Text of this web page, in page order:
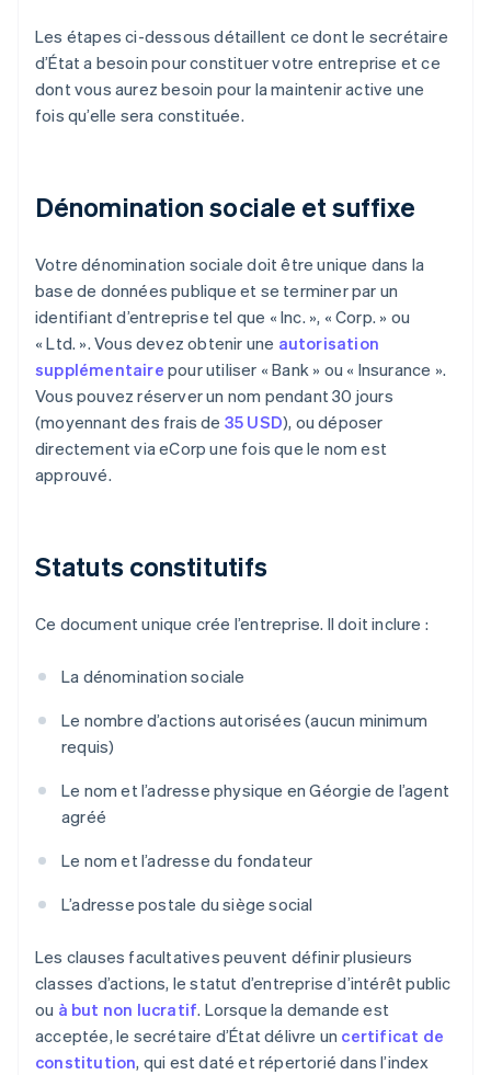
Les étapes ci-dessous détaillent ce dont le secrétaire
d’État a besoin pour constituer votre entreprise et ce
dont vous aurez besoin pour la maintenir active une
fois qu’elle sera constituée.
Dénomination sociale et suffixe
Votre dénomination sociale doit être unique dans la
base de données publique et se terminer par un
identifiant d’entreprise tel que « Inc. », « Corp. » ou
« Ltd. ». Vous devez obtenir une autorisation
supplémentaire pour utiliser « Bank » ou « Insurance ».
Vous pouvez réserver un nom pendant 30 jours
(moyennant des frais de 35 USD), ou déposer
directement via eCorp une fois que le nom est
approuvé.
Statuts constitutifs
Ce document unique crée l’entreprise. Il doit inclure :
La dénomination sociale
Le nombre d’actions autorisées (aucun minimum
requis)
Le nom et l’adresse physique en Géorgie de l’agent
agréé
Le nom et l’adresse du fondateur
L’adresse postale du siège social
Les clauses facultatives peuvent définir plusieurs
classes d’actions, le statut d’entreprise d’intérêt public
ou à but non lucratif. Lorsque la demande est
acceptée, le secrétaire d’État délivre un certificat de
constitution, qui est daté et répertorié dans l’index